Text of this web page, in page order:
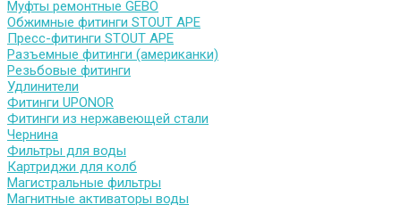
Муфты ремонтные GEBO
Обжимные фитинги STOUT APE
Пресс-фитинги STOUT APE
Разъемные фитинги (американки)
Резьбовые фитинги
Удлинители
Фитинги UPONOR
Фитинги из нержавеющей стали
Чернина
Фильтры для воды
Картриджи для колб
Магистральные фильтры
Магнитные активаторы воды